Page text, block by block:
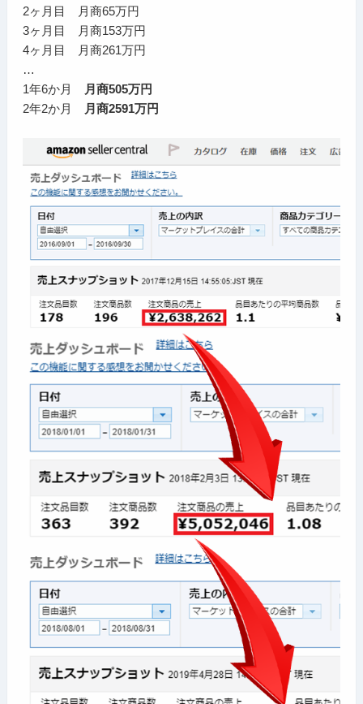
2ヶ月目 月商65万円
3ヶ月目 月商153万円
4ヶ月目 月商261万円
…
1年6か月
月商505万円
2年2か月
月商2591万円